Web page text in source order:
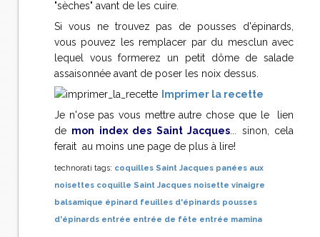
"sèches" avant de les cuire.
Si vous ne trouvez pas de pousses d'épinards,
vous pouvez les remplacer par du mesclun avec
lequel vous formerez un petit dôme de salade
assaisonnée avant de poser les noix dessus.
Imprimer la recette
Je n'ose pas vous mettre autre chose que le lien
de mon index des Saint Jacques ... sinon, cela
ferait au moins une page de plus à lire!
technorati tags: coquilles Saint Jacques panées aux
noisettes coquille Saint Jacques noisette vinaigre
balsamique épinard feuilles d'épinards pousses
d'épinards entrée entrée de fête entrée mamina